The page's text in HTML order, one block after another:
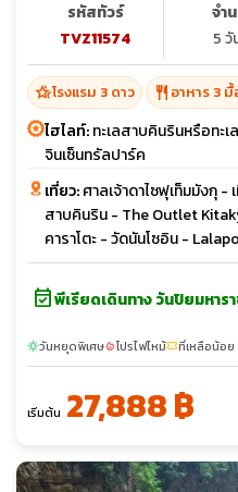
รหัสทัวร์
TVZ11574
จำ
5 วั
hotel_classโรงแรม 3 ดาว restaurant อาหาร 3
ไฮไลท์:ทะเลสาบคินรินหรือทะ
จินเซ็นทรัลปาร์ค
เที่ยว:ศาลเจ้าดาไซฟุเท็มมังกุ
สาบคินริน - The Outlet
คาราโตะ - วัดนันโซอิน -
event_availableพีเรียดเดินทาง วันปิยมหาร
sunnyวันหยุดพิเศษlocal_fire_departmentโปรไฟไหม้confirmation_numberที่เหลือน้อย
เริ่มต้น 27,888 ฿